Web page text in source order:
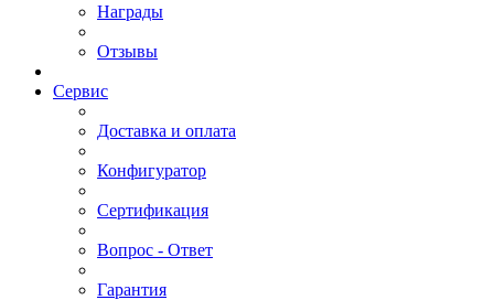
Награды
Отзывы
Сервис
Доставка и оплата
Конфигуратор
Сертификация
Вопрос - Ответ
Гарантия